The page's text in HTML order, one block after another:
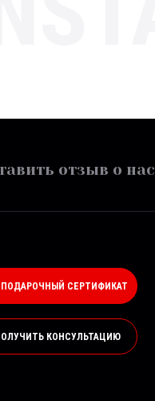
отзыв о нас
ПОДАРОЧНЫЙ СЕРТИФИКАТ
КОНСУЛЬТАЦИЮ